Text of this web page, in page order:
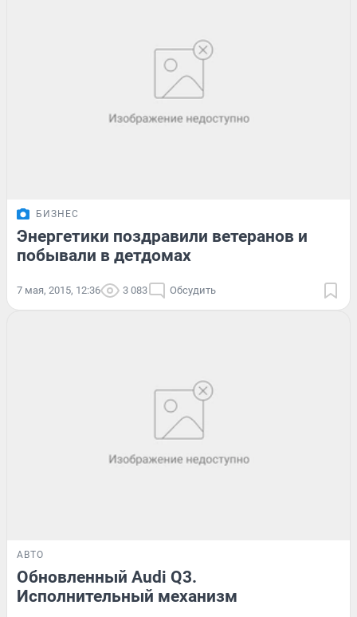
БИЗНЕС
Энергетики поздравили ветеранов и
побывали в детдомах
7 мая, 2015, 12:36 3 083 Обсудить
АВТО
Обновленный Audi Q3.
Исполнительный механизм